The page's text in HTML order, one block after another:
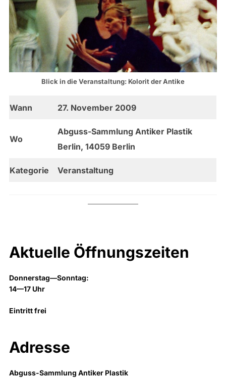
Blick in die Veranstaltung: Kolorit der Antike
Wann 27. November 2009
Wo
Abguss-Sammlung Antiker Plastik
Berlin, 14059 Berlin
Kategorie Veranstaltung
Aktuelle Öffnungszeiten
Donnerstag—Sonntag:
14—17 Uhr
Eintritt frei
Adresse
Abguss-Sammlung Antiker Plastik